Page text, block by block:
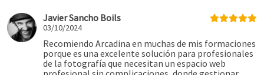
Javier Sancho Boils
03/10/2024
Recomiendo Arcadina en muchas de mis formaciones
porque es una excelente solución para profesionales
de la fotografía que necesitan un espacio web